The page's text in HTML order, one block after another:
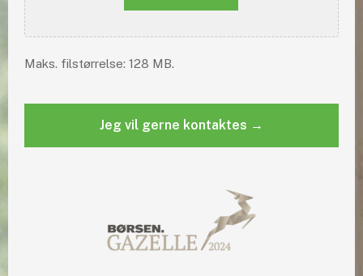
Maks. filstørrelse: 128 MB.